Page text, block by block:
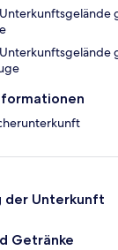
der Unterkunft
Getränke